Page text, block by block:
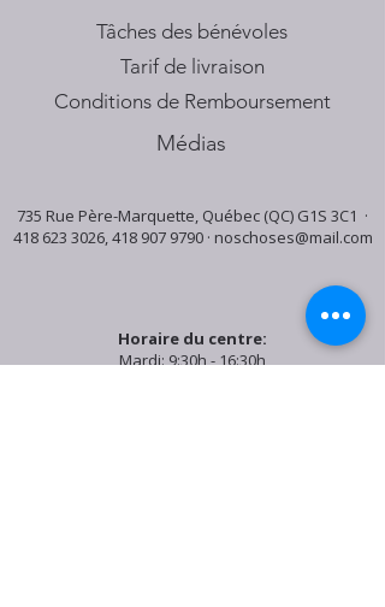
Tâches des bénévoles
Tarif de livraison
Conditions de Remboursement
Médias
735 Rue Père-Marquette, Québec (QC) G1S 3C1 ·
418 623 3026,418 907 9790· noschoses@mail.com
Horaire du centre:
Mardi: 9:30h - 16:30h